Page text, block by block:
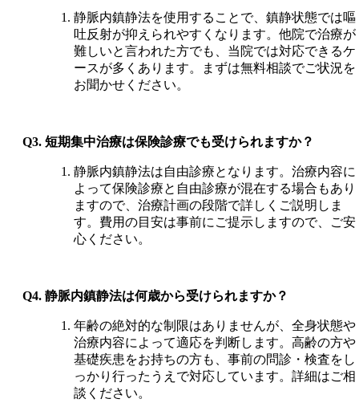
静脈内鎮静法を使用することで、鎮静状態では嘔
吐反射が抑えられやすくなります。他院で治療が
難しいと言われた方でも、当院では対応できるケ
ースが多くあります。まずは無料相談でご状況を
お聞かせください。
Q3. 短期集中治療は保険診療でも受けられますか？
静脈内鎮静法は自由診療となります。治療内容に
よって保険診療と自由診療が混在する場合もあり
ますので、治療計画の段階で詳しくご説明しま
す。費用の目安は事前にご提示しますので、ご安
心ください。
Q4. 静脈内鎮静法は何歳から受けられますか？
年齢の絶対的な制限はありませんが、全身状態や
治療内容によって適応を判断します。高齢の方や
基礎疾患をお持ちの方も、事前の問診・検査をし
っかり行ったうえで対応しています。詳細はご相
談ください。